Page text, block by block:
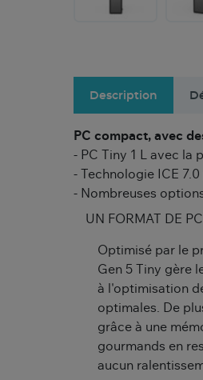
Description
PC compact, avec
- PC Tiny 1 L avec la
- Technologie ICE
- Nombreuses
UN FORMAT DE
Optimisé par le
Gen 5 Tiny gère
à l'optimisation
optimales. De
grâce à une
gourmands en
aucun